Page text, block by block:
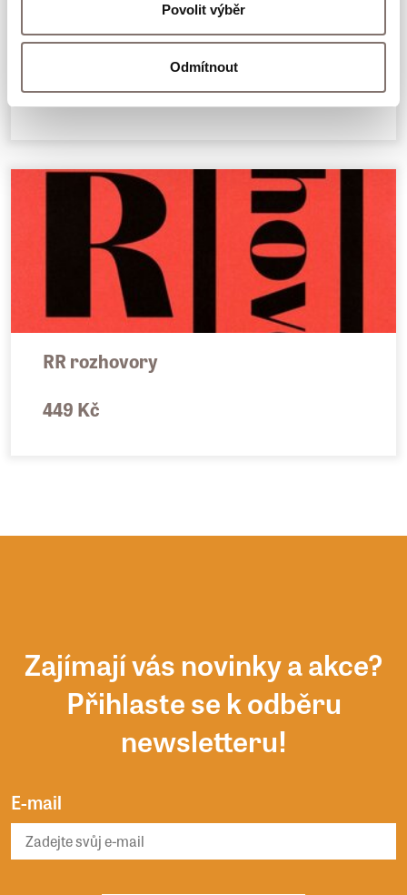
Povolit výběr
Odmítnout
Všeobecná deklarace lidských práv v
povídkách, ilustracích a rozhovorech
498 Kč
RR rozhovory
449 Kč
Zajímají vás novinky a akce?
Přihlaste se k odběru
newsletteru!
E-mail